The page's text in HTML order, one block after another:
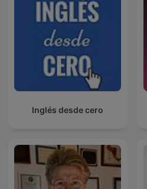
Inglés desde cero